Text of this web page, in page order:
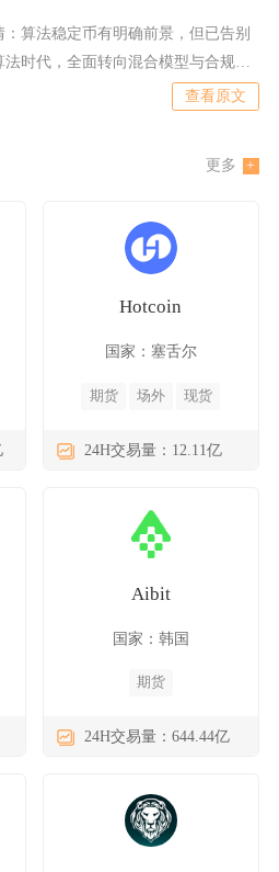
算法稳定币有明确前景，但已告别
法时代，全面转向混合模型与合规
查看原文
更多
Hotcoin
国家：塞舌尔
期货 场外 现货
24H交易量：12.11亿
Aibit
国家：韩国
期货
24H交易量：644.44亿